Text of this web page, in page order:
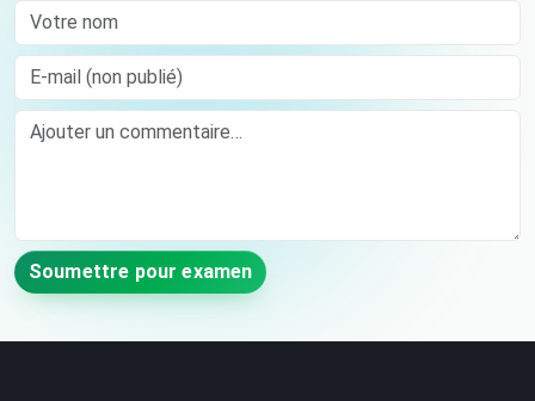
Votre nom
E-mail (non publié)
Comment
Soumettre pour examen